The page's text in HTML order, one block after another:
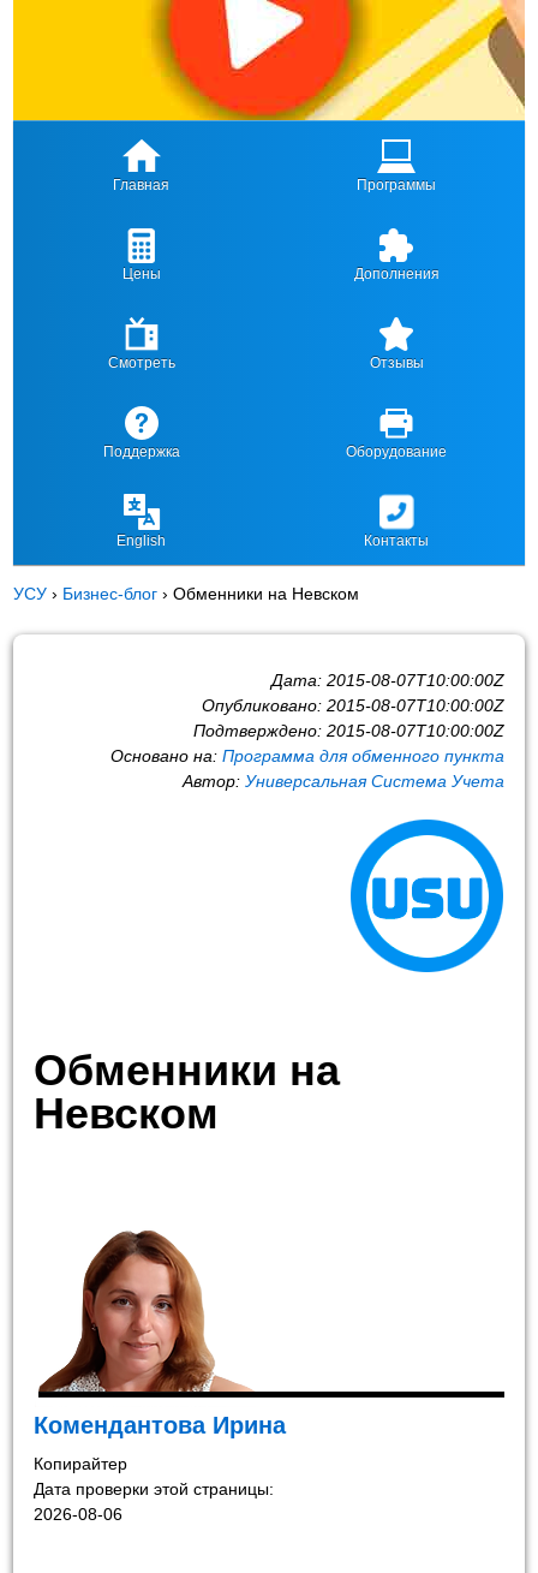
Главная Программы
Цены Дополнения
Смотреть Отзывы
Поддержка Оборудование
English Контакты
УСУ › Бизнес-блог ›Обменники на Невском
Дата: 2015-08-07T10:00:00Z
Опубликовано: 2015-08-07T10:00:00Z
Подтверждено: 2015-08-07T10:00:00Z
Основано на: Программа для обменного пункта
Автор: Универсальная Система Учета
Обменники на
Невском
Комендантова Ирина
Копирайтер
Дата проверки этой страницы:
2026-08-06